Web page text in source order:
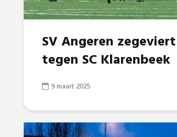
SV Angeren
tegen SC Klarenbeek
9 maart 2025